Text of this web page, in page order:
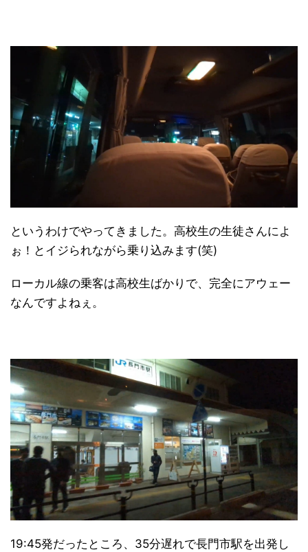
というわけでやってきました。高校生の生徒さんによ
ぉ！とイジられながら乗り込みます(笑)
ローカル線の乗客は高校生ばかりで、完全にアウェー
なんですよねぇ。
19:45発だったところ、35分遅れで長門市駅を出発し